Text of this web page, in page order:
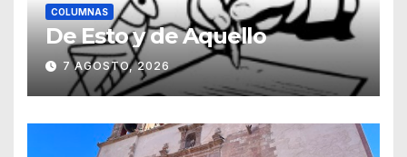
COLUMNAS
De Esto y de Aquello
7 AGOSTO, 2026